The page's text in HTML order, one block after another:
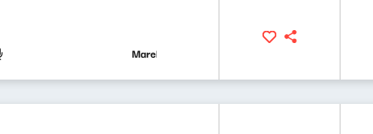
Marek Napiórkowski, Adam Stasiak